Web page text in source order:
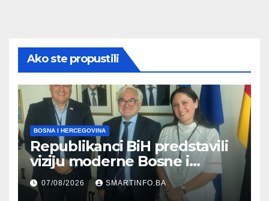
Ako ste propustili
BOSNA I HERCEGOVINA
Republikanci BiH predstavili
viziju moderne Bosne i
Hercegovine ambasadoru
Njemačke
07/08/2026 SMARTINFO.BA